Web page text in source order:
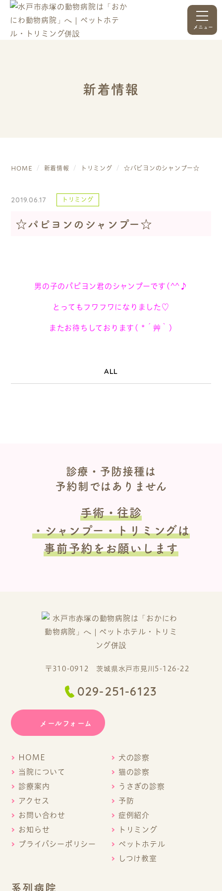
メニュー
新着情報
HOME 新着情報 トリミング ☆パピヨンのシャンプー☆
2019.06.17 トリミング
☆パピヨンのシャンプー☆
男の子のパピヨン君のシャンプーです(^^♪
とってもフワフワになりました♡
またお待ちしております( *´艸｀)
ALL
診療・予防接種は
予約制ではありません
手術・往診
・シャンプー・トリミングは
事前予約をお願いします
〒310-0912 茨城県水戸市見川5-126-22
029-251-6123
メールフォーム
HOME
当院について
診療案内
アクセス
お問い合わせ
お知らせ
プライバシーポリシー
犬の診察
猫の診察
うさぎの診察
予防
症例紹介
トリミング
ペットホテル
しつけ教室
系列病院